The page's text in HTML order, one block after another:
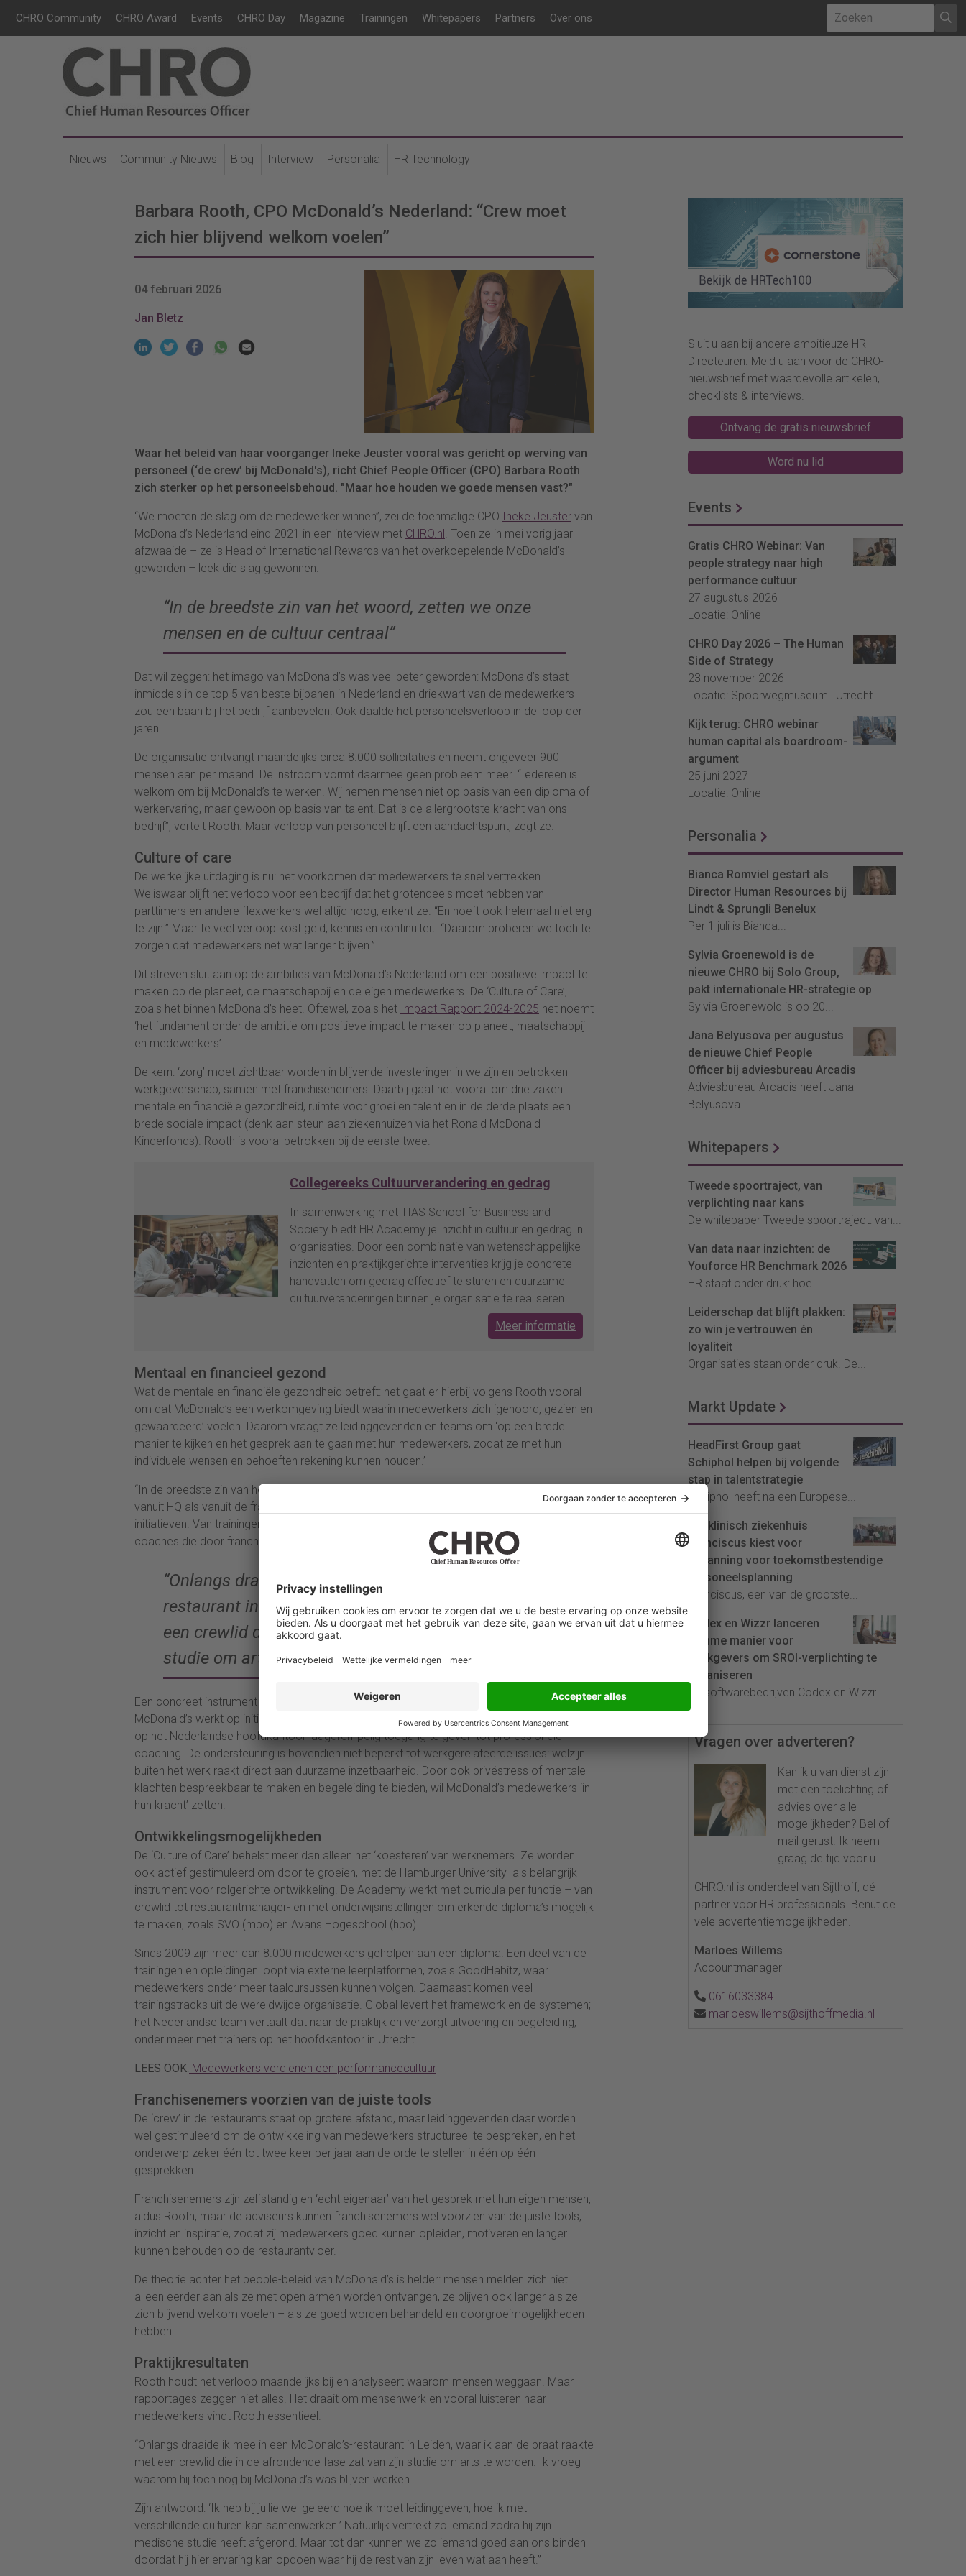
CHRO Community CHRO Award Events CHRO Day Magazine Trainingen Whitepapers Partners Over ons
Nieuws Community Nieuws Blog Interview Personalia HR Technology
Barbara Rooth, CPO McDonald’s Nederland: “Crew moet
zich hier blijvend welkom voelen”
04 februari 2026
Jan Bletz
Waar het beleid van haar voorganger Ineke Jeuster vooral was gericht op werving van
personeel (‘de crew’ bij McDonald's), richt Chief People Officer (CPO) Barbara Rooth
zich sterker op het personeelsbehoud. "Maar hoe houden we goede mensen vast?"
“We moeten de slag om de medewerker winnen”, zei de toenmalige CPO Ineke Jeuster van
McDonald’s Nederland eind 2021 in een interview met CHRO.nl . Toen ze in mei vorig jaar
afzwaaide – ze is Head of International Rewards van het overkoepelende McDonald’s
geworden – leek die slag gewonnen.
“In de breedste zin van het woord, zetten we onze
mensen en de cultuur centraal”
Dat wil zeggen: het imago van McDonald’s was veel beter geworden: McDonald’s staat
inmiddels in de top 5 van beste bijbanen in Nederland en driekwart van de medewerkers
zou een baan bij het bedrijf aanbevelen. Ook daalde het personeelsverloop in de loop der
jaren.
De organisatie ontvangt maandelijks circa 8.000 sollicitaties en neemt ongeveer 900
mensen aan per maand. De instroom vormt daarmee geen probleem meer. “Iedereen is
welkom om bij McDonald’s te werken. Wij nemen mensen niet op basis van een diploma of
werkervaring, maar gewoon op basis van talent. Dat is de allergrootste kracht van ons
bedrijf”, vertelt Rooth. Maar verloop van personeel blijft een aandachtspunt, zegt ze.
Culture of care
De werkelijke uitdaging is nu: het voorkomen dat medewerkers te snel vertrekken.
Weliswaar blijft het verloop voor een bedrijf dat het grotendeels moet hebben van
parttimers en andere flexwerkers wel altijd hoog, erkent ze. “En hoeft ook helemaal niet erg
te zijn.” Maar te veel verloop kost geld, kennis en continuïteit. “Daarom proberen we toch te
zorgen dat medewerkers net wat langer blijven.”
Dit streven sluit aan op de ambities van McDonald’s Nederland om een positieve impact te
maken op de planeet, de maatschappij en de eigen medewerkers. De ‘Culture of Care’,
zoals het binnen McDonald’s heet. Oftewel, zoals het Impact Rapport 2024-2025 het noemt
‘het fundament onder de ambitie om positieve impact te maken op planeet, maatschappij
en medewerkers’.
De kern: ‘zorg’ moet zichtbaar worden in blijvende investeringen in welzijn en betrokken
werkgeverschap, samen met franchisenemers. Daarbij gaat het vooral om drie zaken:
mentale en financiële gezondheid, ruimte voor groei en talent en in de derde plaats een
brede sociale impact (denk aan steun aan ziekenhuizen via het Ronald McDonald
Kinderfonds). Rooth is vooral betrokken bij de eerste twee.
Collegereeks Cultuurverandering en gedrag
In samenwerking met TIAS School for Business and
Society biedt HR Academy je inzicht in cultuur en gedrag in
organisaties. Door een combinatie van wetenschappelijke
inzichten en praktijkgerichte interventies krijg je concrete
handvatten om gedrag effectief te sturen en duurzame
cultuurveranderingen binnen je organisatie te realiseren.
Meer informatie
Mentaal en financieel gezond
Wat de mentale en financiële gezondheid betreft: het gaat er hierbij volgens Rooth vooral
om dat McDonald’s een werkomgeving biedt waarin medewerkers zich ‘gehoord, gezien en
gewaardeerd’ voelen. Daarom vraagt ze leidinggevenden en teams om ‘op een brede
manier te kijken en het gesprek aan te gaan met hun medewerkers, zodat ze met hun
individuele wensen en behoeften rekening kunnen houden.’
“In de breedste zin van het woord, zetten we onze mensen en de cultuur centraal. En zijn er
vanuit HQ als vanuit de franchisenemers in de restaurants veel verschillende (lokale)
initiatieven. Van trainingen en opleidingen die worden aangeboden tot welzijnsmanager en
coaches die door franchisenemers worden ingezet voor hun medewerkers.”
“Onlangs draaide ik mee in een McDonald’s-
restaurant in Leiden, waar ik aan de praat raakte met
een crewlid die in de afrondende fase zat van zijn
studie om arts te worden”
Een concreet instrument dat McDonald’s hanteert is de samenwerking met OpenUp.
McDonald’s werkt op initiatief van Rooth samen met dit welzijnsplatform om medewerkers
op het Nederlandse hoofdkantoor laagdrempelig toegang te geven tot professionele
coaching. De ondersteuning is bovendien niet beperkt tot werkgerelateerde issues: welzijn
buiten het werk raakt direct aan duurzame inzetbaarheid. Door ook privéstress of mentale
klachten bespreekbaar te maken en begeleiding te bieden, wil McDonald’s medewerkers ‘in
hun kracht’ zetten.
Ontwikkelingsmogelijkheden
De ‘Culture of Care’ behelst meer dan alleen het ‘koesteren’ van werknemers. Ze worden
ook actief gestimuleerd om door te groeien, met de Hamburger University als belangrijk
instrument voor rolgerichte ontwikkeling. De Academy werkt met curricula per functie – van
crewlid tot restaurantmanager- en met onderwijsinstellingen om erkende diploma’s mogelijk
te maken, zoals SVO (mbo) en Avans Hogeschool (hbo).
Sinds 2009 zijn meer dan 8.000 medewerkers geholpen aan een diploma. Een deel van de
trainingen en opleidingen loopt via externe leerplatformen, zoals GoodHabitz, waar
medewerkers onder meer taalcursussen kunnen volgen. Daarnaast komen veel
trainingstracks uit de wereldwijde organisatie. Global levert het framework en de systemen;
het Nederlandse team vertaalt dat naar de praktijk en verzorgt uitvoering en begeleiding,
onder meer met trainers op het hoofdkantoor in Utrecht.
LEES OOK: Medewerkers verdienen een performancecultuur
Franchisenemers voorzien van de juiste tools
De ‘crew’ in de restaurants staat op grotere afstand, maar leidinggevenden daar worden
wel gestimuleerd om de ontwikkeling van medewerkers structureel te bespreken, en het
onderwerp zeker één tot twee keer per jaar aan de orde te stellen in één op één
gesprekken.
Franchisenemers zijn zelfstandig en ‘echt eigenaar’ van het gesprek met hun eigen mensen,
aldus Rooth, maar de adviseurs kunnen franchisenemers wel voorzien van de juiste tools,
inzicht en inspiratie, zodat zij medewerkers goed kunnen opleiden, motiveren en langer
kunnen behouden op de restaurantvloer.
De theorie achter het people-beleid van McDonald’s is helder: mensen melden zich niet
alleen eerder aan als ze met open armen worden ontvangen, ze blijven ook langer als ze
zich blijvend welkom voelen – als ze goed worden behandeld en doorgroeimogelijkheden
hebben.
Praktijkresultaten
Rooth houdt het verloop maandelijks bij en analyseert waarom mensen weggaan. Maar
rapportages zeggen niet alles. Het draait om mensenwerk en vooral luisteren naar
medewerkers vindt Rooth essentieel.
“Onlangs draaide ik mee in een McDonald’s-restaurant in Leiden, waar ik aan de praat raakte
met een crewlid die in de afrondende fase zat van zijn studie om arts te worden. Ik vroeg
waarom hij toch nog bij McDonald’s was blijven werken.
Zijn antwoord: ‘Ik heb bij jullie wel geleerd hoe ik moet leidinggeven, hoe ik met
verschillende culturen kan samenwerken.’ Natuurlijk vertrekt zo iemand zodra hij zijn
medische studie heeft afgerond. Maar tot dan kunnen we zo iemand goed aan ons binden
doordat hij hier ervaring kan opdoen waar hij de rest van zijn leven wat aan heeft.”
Sluit u aan bij andere ambitieuze HR-
Directeuren. Meld u aan voor de CHRO-
nieuwsbrief met waardevolle artikelen,
checklists & interviews.
Ontvang de gratis nieuwsbrief
Word nu lid
Events
Gratis CHRO Webinar: Van
people strategy naar high
performance cultuur
27 augustus 2026
Locatie: Online
CHRO Day 2026 – The Human
Side of Strategy
23 november 2026
Locatie: Spoorwegmuseum | Utrecht
Kijk terug: CHRO webinar
human capital als boardroom-
argument
25 juni 2027
Locatie: Online
Personalia
Bianca Romviel gestart als
Director Human Resources bij
Lindt & Sprungli Benelux
Per 1 juli is Bianca...
Sylvia Groenewold is de
nieuwe CHRO bij Solo Group,
pakt internationale HR-strategie op
Sylvia Groenewold is op 20...
Jana Belyusova per augustus
de nieuwe Chief People
Officer bij adviesbureau Arcadis
Adviesbureau Arcadis heeft Jana
Belyusova...
Whitepapers
Tweede spoortraject, van
verplichting naar kans
De whitepaper Tweede spoortraject: van...
Van data naar inzichten: de
Youforce HR Benchmark 2026
HR staat onder druk: hoe...
Leiderschap dat blijft plakken:
zo win je vertrouwen én
loyaliteit
Organisaties staan onder druk. De...
Markt Update
HeadFirst Group gaat
Schiphol helpen bij volgende
stap in talentstrategie
Schiphol heeft na een Europese...
Topklinisch ziekenhuis
Franciscus kiest voor
InPlanning voor toekomstbestendige
personeelsplanning
Franciscus, een van de grootste...
Codex en Wizzr lanceren
slimme manier voor
werkgevers om SROI-verplichting te
organiseren
De softwarebedrijven Codex en Wizzr...
Vragen over adverteren?
Kan ik u van dienst zijn
met een toelichting of
advies over alle
mogelijkheden? Bel of
mail gerust. Ik neem
graag de tijd voor u.
CHRO.nl is onderdeel van Sijthoff, dé
partner voor HR professionals. Benut de
vele advertentiemogelijkheden.
Marloes Willems
Accountmanager
0616033384
marloeswillems@sijthoffmedia.nl